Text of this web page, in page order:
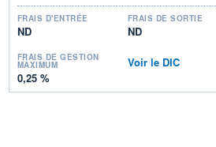
FRAIS D'ENTRÉE
ND
FRAIS DE SORTIE
ND
FRAIS DE GESTION
MAXIMUM
0,25 %
Voir le DIC